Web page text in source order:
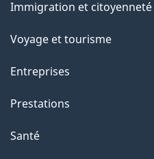
a
p
a
g
e
sujets
Immigration et citoyenneté
Voyage et tourisme
Entreprises
Prestations
Santé